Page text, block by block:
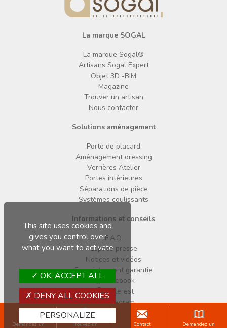
Demandez un Trouvez un Contact Demandez un
La marque SOGAL
La marque Sogal®
Artisans Sogal Expert
Objet 3D -BIM
Magazine
Trouver un artisan
Nous contacter
Solutions aménagement
Porte de placard
Aménagement dressing
Verrières Atelier
Portes intérieures
Séparations de pièce
Systèmes coulissants
Informations et conseils
F.A.Q.
Espace presse
Notices et vidéos
Enregistrement garantie
Facebook
Pinterest
Instagram
Copyright © 2026 Sogal
This site uses cookies and
gives you control over
what you want to activate
OK, ACCEPT ALL
DENY ALL COOKIES
PERSONALIZE